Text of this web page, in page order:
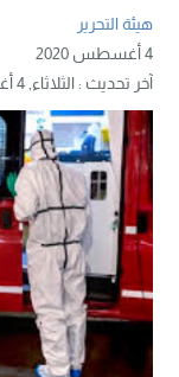
هيئة التحرير
4 أغسطس 2020
آخر تحديث :الثلاثاء, 4 أغسطس, 2020 - 2:34 مساءً